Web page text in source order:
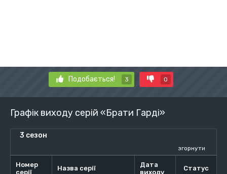
Подобається! 3 0
Графік виходу серій «Брати Гарді»
3 сезон
згорнути
Номер
серії
Назва серії
Дата
виходу
Статус